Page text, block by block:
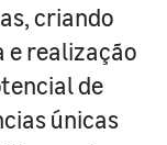
criando
e realização
de
únicas